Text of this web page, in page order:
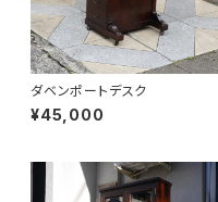
ダベンポートデスク
¥45,000